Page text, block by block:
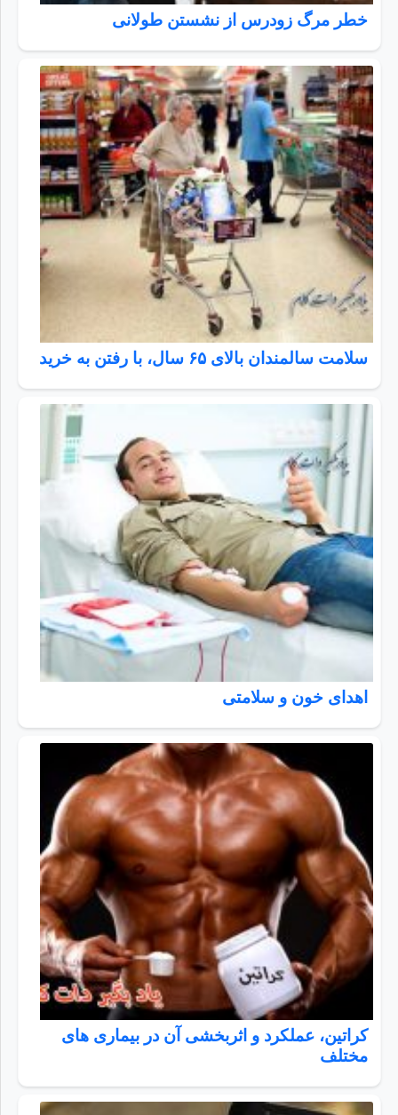
خطر مرگ زودرس از نشستن طولانی
سلامت سالمندان بالای ۶۵ سال، با رفتن به خرید
اهدای خون و سلامتی
کراتین، عملکرد و اثربخشی آن در بیماری های
مختلف